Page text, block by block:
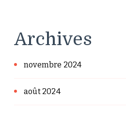
Archives
novembre 2024
août 2024